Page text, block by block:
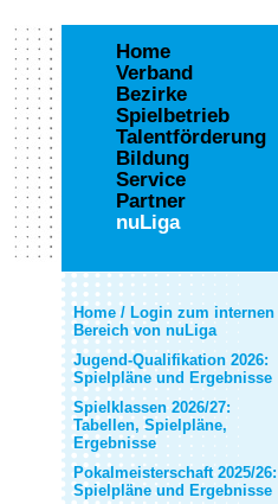
Home
Verband
Bezirke
Spielbetrieb
Talentförderung
Bildung
Service
Partner
nuLiga
Home / Login zum internen
Bereich von nuLiga
Jugend-Qualifikation 2026:
Spielpläne und Ergebnisse
Spielklassen 2026/27:
Tabellen, Spielpläne,
Ergebnisse
Pokalmeisterschaft 2025/26:
Spielpläne und Ergebnisse